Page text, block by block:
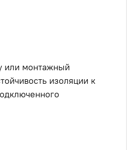
или монтажный
изоляции к